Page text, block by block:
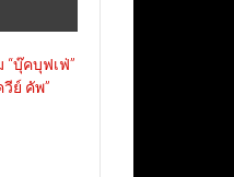
บุ๊คบุฟเฟ่”
ย์ คัพ”